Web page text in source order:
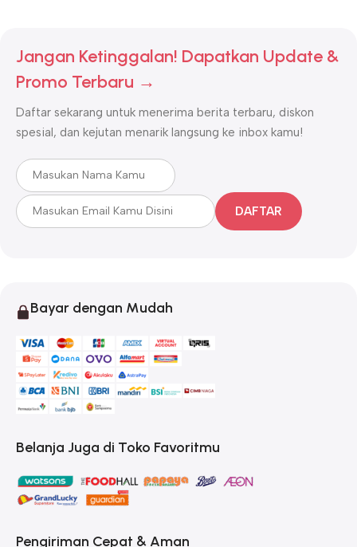
Jangan Ketinggalan! Dapatkan Update &
Promo Terbaru →
Daftar sekarang untuk menerima berita terbaru, diskon
spesial, dan kejutan menarik langsung ke inbox kamu!
DAFTAR
Bayar dengan Mudah
Belanja Juga di Toko Favoritmu
Pengiriman Cepat & Aman